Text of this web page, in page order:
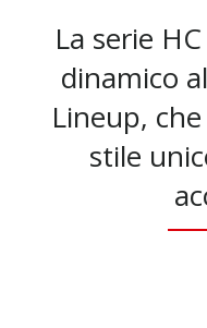
La serie
dinamico
Lineup,
stile